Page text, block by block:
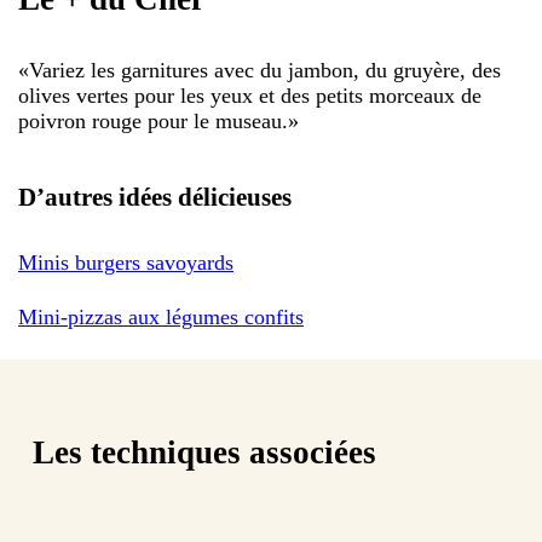
«Variez les garnitures avec du jambon, du gruyère, des
olives vertes pour les yeux et des petits morceaux de
poivron rouge pour le museau.»
D’autres idées délicieuses
Minis burgers savoyards
Mini-pizzas aux légumes confits
Les techniques associées